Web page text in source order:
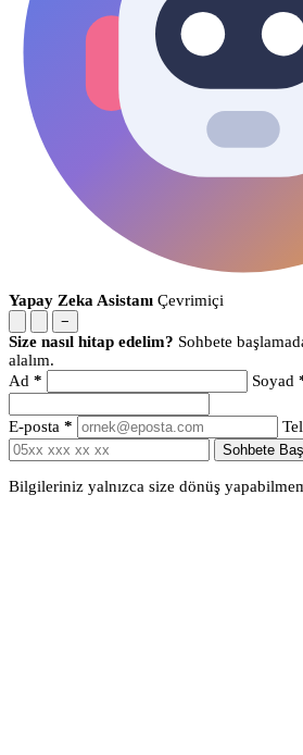
Yapay Zeka Asistanı Çevrimiçi
−
Size nasıl hitap edelim? Sohbete
alalım.
Ad * Soyad
E-posta *
Sohbete
Bilgileriniz yalnızca size dönüş